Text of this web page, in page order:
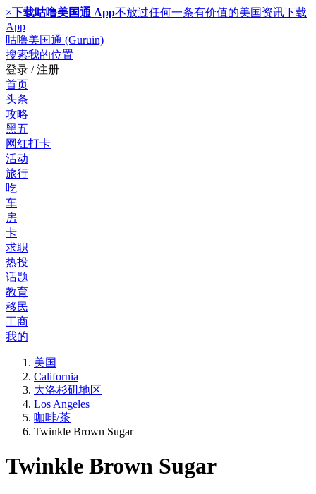
×下载咕噜美国通 App不放过任何一条有价值的美国资讯下载
App
咕噜美国通 (Guruin)
搜索我的位置
登录 / 注册
首页
头条
攻略
黑五
网红打卡
活动
旅行
吃
车
房
卡
求职
热投
话题
教育
移民
工商
我的
美国
California
大洛杉矶地区
Los Angeles
咖啡/茶
Twinkle Brown Sugar
Twinkle Brown Sugar